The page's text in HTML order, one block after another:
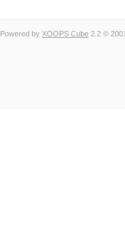
Powered by XOOPS Cube 2.2 ©